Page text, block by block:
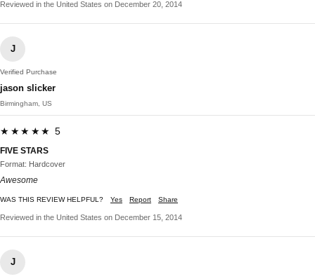
Reviewed in the United States on December 20, 2014
J
Verified Purchase
jason slicker
Birmingham, US
★★★★★ 5
FIVE STARS
Format: Hardcover
Awesome
WAS THIS REVIEW HELPFUL? Yes Report Share
Reviewed in the United States on December 15, 2014
J